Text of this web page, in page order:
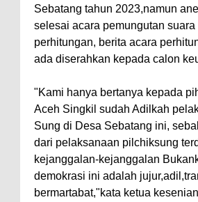
Sebatang tahun 2023,namun
selesai acara pemungutan suara
perhitungan, berita acara
ada diserahkan kepada calon
"Kami hanya bertanya kepada
Aceh Singkil sudah Adilkah
Sung di Desa Sebatang ini,
dari pelaksanaan pilchiksung
kejanggalan-kejanggalan
demokrasi ini adalah
bermartabat,"kata ketua